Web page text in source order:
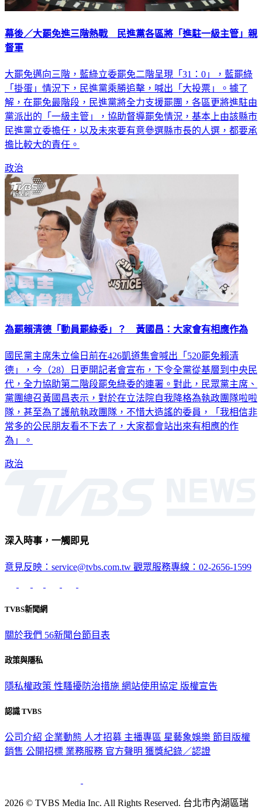
幕後／大罷免進三階熱戰 民進黨各區將「進駐一級主管」親
督軍
大罷免邁向三階，藍綠立委罷免二階呈現「31：0」，藍罷綠
「掛蛋」情況下，民進黨乘勝追擊，喊出「大投票」。據了
解，在罷免最階段，民進黨將全力支援罷團，各區更將進駐由
黨派出的「一級主管」，協助督導罷免情況，基本上由該縣市
民進黨立委擔任，以及未來要有意參選縣市長的人選，都要承
擔比較大的責任。
政治
為罷賴清德「動員罷綠委」？ 黃國昌：大家會有相應作為
國民黨主席朱立倫日前在426凱道集會喊出「520罷免賴清
德」，今（28）日更開記者會宣布，下令全黨從基層到中央民
代，全力協助第二階段罷免綠委的連署。對此，民眾黨主席、
黨團總召黃國昌表示，對於在立法院自我降格為執政團隊啦啦
隊，甚至為了護航執政團隊，不惜大造謠的委員，「我相信非
常多的公民朋友看不下去了，大家都會站出來有相應的作
為」。
政治
深入時事，一觸即見
意見反映：service@tvbs.com.tw 觀眾服務專線：02-2656-1599
TVBS新聞網
關於我們 56新聞台節目表
政策與隱私
隱私權政策 性騷擾防治措施 網站使用協定 版權宣告
認識 TVBS
公司介紹 企業動態 人才招募 主播專區 星藝象娛樂 節目版權
銷售 公開招標 業務服務 官方聲明 獲獎紀錄／認證
2026 © TVBS Media Inc. All Rights Reserved. 台北市內湖區瑞